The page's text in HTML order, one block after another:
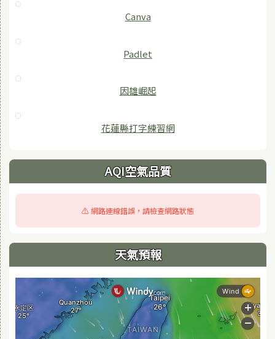
Canva
Padlet
因雄崛起
花蓮縣打字練習網
AQI空氣品質
⚠️ 網路連線錯誤，請檢查網路狀態
天氣預報